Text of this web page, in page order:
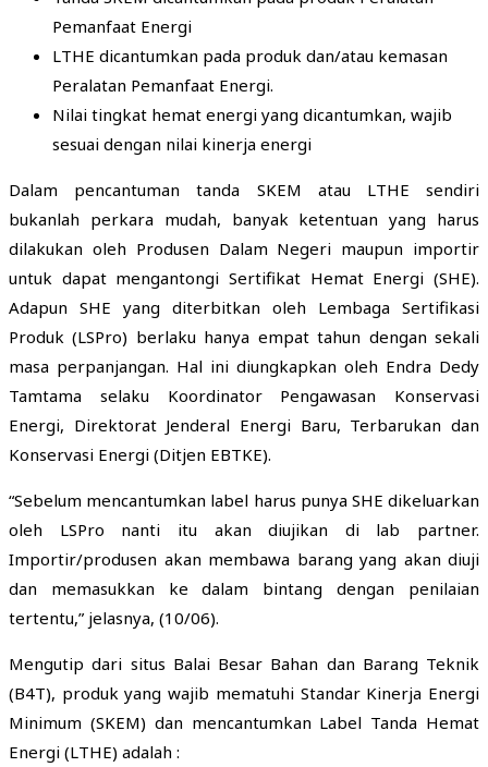
Pemanfaat Energi
LTHE dicantumkan pada produk dan/atau kemasan
Peralatan Pemanfaat Energi.
Nilai tingkat hemat energi yang dicantumkan, wajib
sesuai dengan nilai kinerja energi
Dalam pencantuman tanda SKEM atau LTHE sendiri
bukanlah perkara mudah, banyak ketentuan yang harus
dilakukan oleh Produsen Dalam Negeri maupun importir
untuk dapat mengantongi Sertifikat Hemat Energi (SHE).
Adapun SHE yang diterbitkan oleh Lembaga Sertifikasi
Produk (LSPro) berlaku hanya empat tahun dengan sekali
masa perpanjangan. Hal ini diungkapkan oleh Endra Dedy
Tamtama selaku Koordinator Pengawasan Konservasi
Energi, Direktorat Jenderal Energi Baru, Terbarukan dan
Konservasi Energi (Ditjen EBTKE).
“Sebelum mencantumkan label harus punya SHE dikeluarkan
oleh LSPro nanti itu akan diujikan di lab partner.
Importir/produsen akan membawa barang yang akan diuji
dan memasukkan ke dalam bintang dengan penilaian
tertentu,” jelasnya, (10/06).
Mengutip dari situs Balai Besar Bahan dan Barang Teknik
(B4T), produk yang wajib mematuhi Standar Kinerja Energi
Minimum (SKEM) dan mencantumkan Label Tanda Hemat
Energi (LTHE) adalah :